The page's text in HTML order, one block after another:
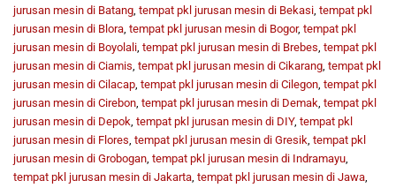
jurusan mesin di Batang, tempat pkl jurusan mesin di Bekasi, tempat pkl
jurusan mesin di Blora, tempat pkl jurusan mesin di Bogor, tempat pkl
jurusan mesin di Boyolali, tempat pkl jurusan mesin di Brebes, tempat pkl
jurusan mesin di Ciamis, tempat pkl jurusan mesin di Cikarang, tempat pkl
jurusan mesin di Cilacap, tempat pkl jurusan mesin di Cilegon, tempat pkl
jurusan mesin di Cirebon, tempat pkl jurusan mesin di Demak, tempat pkl
jurusan mesin di Depok, tempat pkl jurusan mesin di DIY, tempat pkl
jurusan mesin di Flores, tempat pkl jurusan mesin di Gresik, tempat pkl
jurusan mesin di Grobogan, tempat pkl jurusan mesin di Indramayu,
tempat pkl jurusan mesin di Jakarta, tempat pkl jurusan mesin di Jawa,